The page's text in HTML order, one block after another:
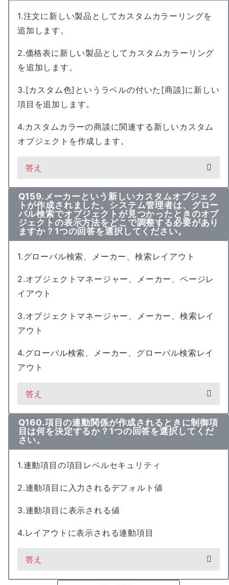
1.注文に新しい製品としてカスタムカラーリングを
追加します。
2.価格表に新しい製品としてカスタムカラーリング
を追加します。
3.[カスタム色]というラベルの付いた[商談]に新しい
項目を追加します。
4.カスタムカラーの商談に関連する新しいカスタム
オブジェクトを作成します。
答え
Q159.メーカーという新しいカスタムオブジェク
トが作成されました。システム管理者は、グロー
バル検索でオブジェクトが見つかったときのオブ
ジェクトの表示方法をどこで調整する必要があり
ますか？1つの回答を選択してください。
1.グローバル検索、メーカー、検索レイアウト
2.オブジェクトマネージャー、メーカー、ページレ
イアウト
3.オブジェクトマネージャー、メーカー、検索レイ
アウト
4.グローバル検索、メーカー、グローバル検索レイ
アウト
答え
Q160.項目の連動関係が作成されるときに制御項
目は何を決定するか？1つの回答を選択してくだ
さい。
1.連動項目の項目レベルセキュリティ
2.連動項目に入力されるデフォルト値
3.連動項目に表示される値
4.レイアウトに表示される連動項目
答え